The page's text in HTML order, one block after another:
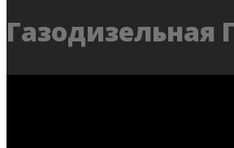
Газодизельная